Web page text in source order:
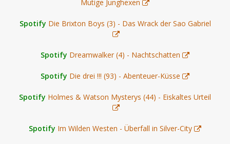
Mutige Junghexen
Spotify Die Brixton Boys (3) - Das Wrack der Sao Gabriel
Spotify Dreamwalker (4) - Nachtschatten
Spotify Die drei !!! (93) - Abenteuer-Küsse
Spotify Holmes & Watson Mysterys (44) - Eiskaltes Urteil
Spotify Im Wilden Westen - Überfall in Silver-City